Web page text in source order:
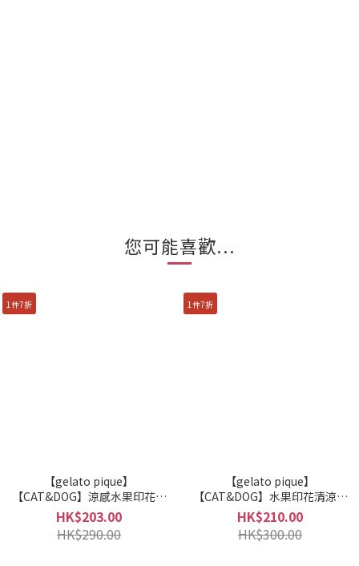
您可能喜歡...
1件7折
【gelato pique】
【CAT&DOG】涼感水果印花凝
膠墊 PAGG262589
HK$203.00
HK$290.00
1件7折
【gelato pique】
【CAT&DOG】水果印花清涼頸
圈 PAGG262588
HK$210.00
HK$300.00